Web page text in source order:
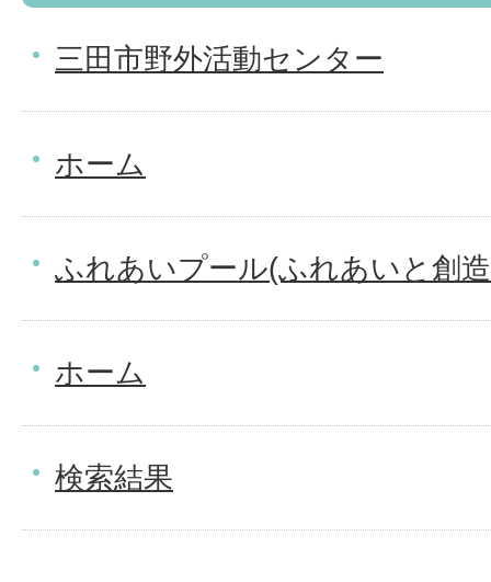
三田市野外活動センター
ホーム
ふれあいプール(ふれあいと創
ホーム
検索結果